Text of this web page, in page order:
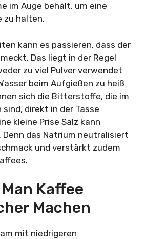
im Auge behält, um eine
zu halten.
kann es passieren, dass der
Das liegt in der Regel
zu viel Pulver verwendet
beim Aufgießen zu heiß
sich die Bitterstoffe, die im
direkt in der Tasse
kleine Prise Salz kann
das Natrium neutralisiert
und verstärkt zudem
Kaffee
Machen
mit niedrigeren